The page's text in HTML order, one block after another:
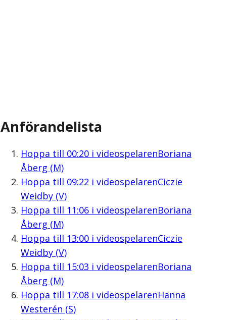
Anförandelista
Hoppa till 00:20i videospelarenBoriana
Åberg (M)
Hoppa till 09:22 i videospelarenCiczie
Weidby (V)
Hoppa till 11:06i videospelarenBoriana
Åberg (M)
Hoppa till 13:00i videospelarenCiczie
Weidby (V)
Hoppa till 15:03 i videospelarenBoriana
Åberg (M)
Hoppa till 17:08i videospelarenHanna
Westerén (S)